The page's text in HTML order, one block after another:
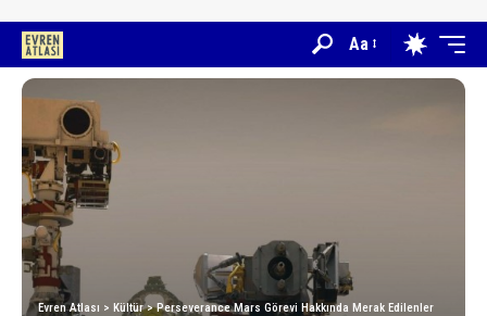
Aa
Evren Atlası > Kültür>Perseverance Mars Görevi Hakkında Merak Edilenler